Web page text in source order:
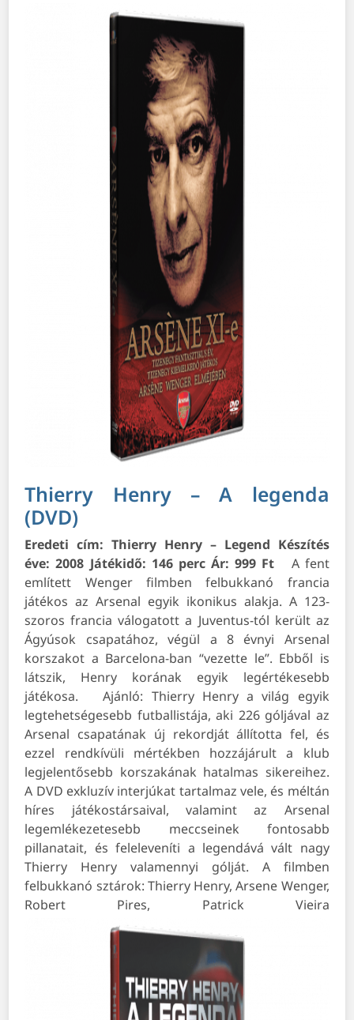
Thierry Henry – A legenda
(DVD)
Eredeti cím: Thierry Henry – Legend Készítés
éve: 2008 Játékidő: 146 perc Ár: 999 Ft
A fent
említett Wenger filmben felbukkanó francia
játékos az Arsenal egyik ikonikus alakja. A 123-
szoros francia válogatott a Juventus-tól került az
Ágyúsok csapatához, végül a 8 évnyi Arsenal
korszakot a Barcelona-ban “vezette le”. Ebből is
látszik, Henry korának egyik legértékesebb
játékosa.
Ajánló: Thierry Henry a világ egyik
legtehetségesebb futballistája, aki 226 góljával az
Arsenal csapatának új rekordját állította fel, és
ezzel rendkívüli mértékben hozzájárult a klub
legjelentősebb korszakának hatalmas sikereihez.
A DVD exkluzív interjúkat tartalmaz vele, és méltán
híres játékostársaival, valamint az Arsenal
legemlékezetesebb meccseinek fontosabb
pillanatait, és feleleveníti a legendává vált nagy
Thierry Henry valamennyi gólját. A filmben
felbukkanó sztárok: Thierry Henry, Arsene Wenger,
Robert Pires, Patrick Vieira